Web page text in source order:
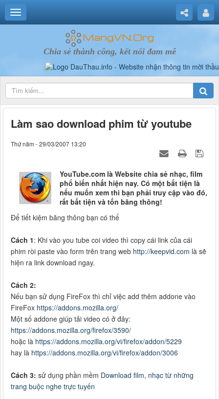
Chia sẻ thành công, kết nối đam mê
Làm sao download phim từ youtube
Thứ năm - 29/03/2007 13:20
YouTube.com là Website chia sẻ nhạc, film
phổ biến nhất hiện nay. Có một bất tiện là
nếu muốn xem thì bạn phải truy cập vào đó,
rất bất tiện và tốn băng thông!
Để tiết kiệm băng thông bạn có thể
Cách 1: Khi vào you tube coi video thì copy cái link của cái
phim ròi paste vào form trên trang web http://keepvid.com là sẽ
hiện ra link download ngay.
Cách 2:
Nếu bạn sử dụng FireFox thì chỉ việc add thêm addone vào
FireFox https://addons.mozilla.org/
Một số addone giúp tải video có ở đây:
https://addons.mozilla.org/firefox/3590/
hoặc là https://addons.mozilla.org/vi/firefox/addon/5229
hay là https://addons.mozilla.org/vi/firefox/addon/3006
Cách 3: sử dụng phần mềm Download film, nhạc từ những
trang buộc nghe trực tuyến